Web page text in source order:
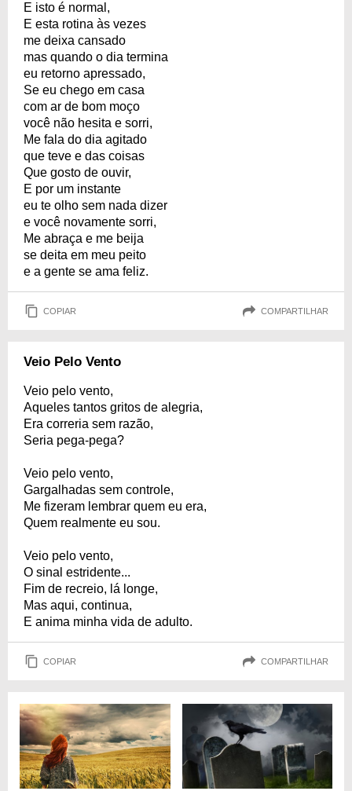
E isto é normal,
E esta rotina às vezes
me deixa cansado
mas quando o dia termina
eu retorno apressado,
Se eu chego em casa
com ar de bom moço
você não hesita e sorri,
Me fala do dia agitado
que teve e das coisas
Que gosto de ouvir,
E por um instante
eu te olho sem nada dizer
e você novamente sorri,
Me abraça e me beija
se deita em meu peito
e a gente se ama feliz.
COPIAR COMPARTILHAR
Veio Pelo Vento
Veio pelo vento,
Aqueles tantos gritos de alegria,
Era correria sem razão,
Seria pega-pega?
Veio pelo vento,
Gargalhadas sem controle,
Me fizeram lembrar quem eu era,
Quem realmente eu sou.
Veio pelo vento,
O sinal estridente...
Fim de recreio, lá longe,
Mas aqui, continua,
E anima minha vida de adulto.
COPIAR COMPARTILHAR